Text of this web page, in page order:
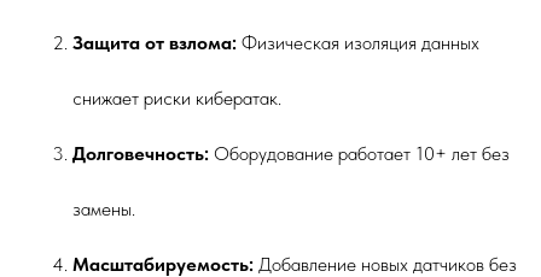
Защита от взлома: Физическая изоляция данных
снижает риски кибератак.
Долговечность: Оборудование работает 10+ лет без
замены.
Масштабируемость: Добавление новых датчиков без